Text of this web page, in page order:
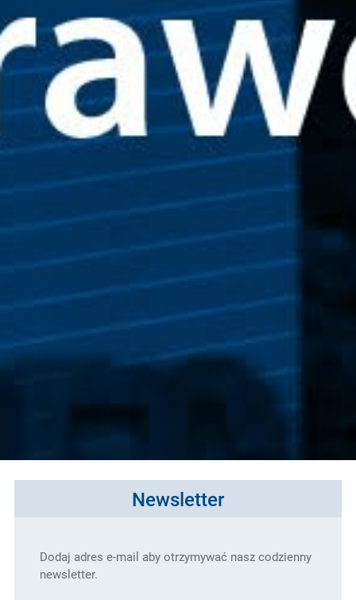
Newsletter
Dodaj adres e-mail aby otrzymywać nasz codzienny
newsletter.